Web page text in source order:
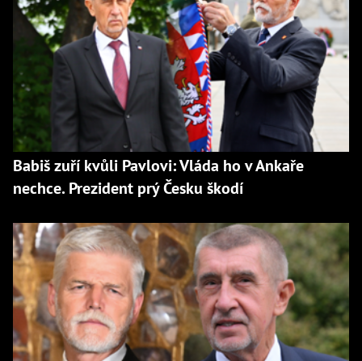
Babiš zuří kvůli Pavlovi: Vláda ho v Ankaře
nechce. Prezident prý Česku škodí